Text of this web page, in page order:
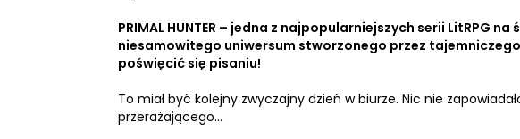
PRIMAL HUNTER – jedna z najpopularniejszych serii LitRPG
niesamowitego uniwersum stworzonego przez
poświęcić się pisaniu!
To miał być kolejny zwyczajny dzień w biurze. Nic nie
przerażającego…